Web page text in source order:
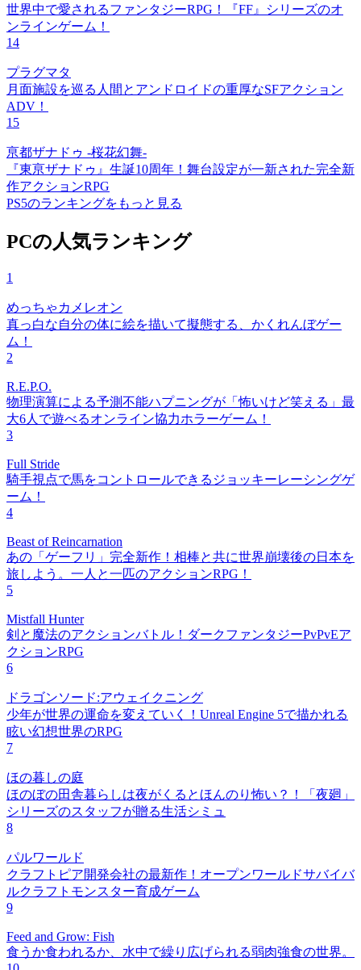
世界中で愛されるファンタジーRPG！『FF』シリーズのオ
ンラインゲーム！
14
プラグマタ
月面施設を巡る人間とアンドロイドの重厚なSFアクション
ADV！
15
亰都ザナドゥ -桜花幻舞-
『東亰ザナドゥ』生誕10周年！舞台設定が一新された完全新
作アクションRPG
PS5のランキングをもっと見る
PCの人気ランキング
1
めっちゃカメレオン
真っ白な自分の体に絵を描いて擬態する、かくれんぼゲー
ム！
2
R.E.P.O.
物理演算による予測不能ハプニングが「怖いけど笑える」最
大6人で遊べるオンライン協力ホラーゲーム！
3
Full Stride
騎手視点で馬をコントロールできるジョッキーレーシングゲ
ーム！
4
Beast of Reincarnation
あの「ゲーフリ」完全新作！相棒と共に世界崩壊後の日本を
旅しよう。一人と一匹のアクションRPG！
5
Mistfall Hunter
剣と魔法のアクションバトル！ダークファンタジーPvPvEア
クションRPG
6
ドラゴンソード:アウェイクニング
少年が世界の運命を変えていく！Unreal Engine 5で描かれる
眩い幻想世界のRPG
7
ほの暮しの庭
ほのぼの田舎暮らしは夜がくるとほんのり怖い？！「夜廻」
シリーズのスタッフが贈る生活シミュ
8
パルワールド
クラフトピア開発会社の最新作！オープンワールドサバイバ
ルクラフトモンスター育成ゲーム
9
Feed and Grow: Fish
食うか食われるか、水中で繰り広げられる弱肉強食の世界。